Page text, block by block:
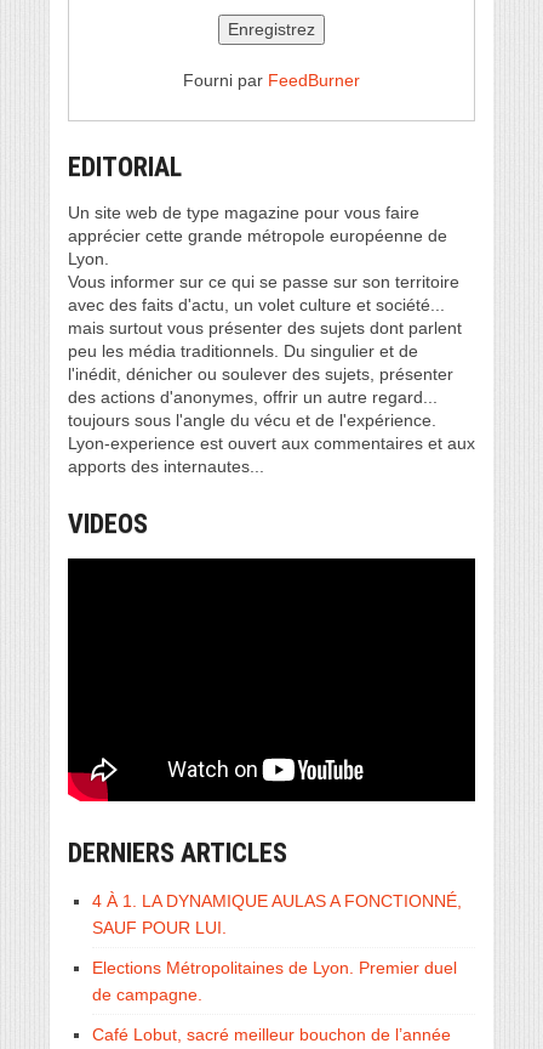
Fourni par FeedBurner
EDITORIAL
Un site web de type magazine pour vous faire
apprécier cette grande métropole européenne de
Lyon.
Vous informer sur ce qui se passe sur son territoire
avec des faits d'actu, un volet culture et société...
mais surtout vous présenter des sujets dont parlent
peu les média traditionnels. Du singulier et de
l'inédit, dénicher ou soulever des sujets, présenter
des actions d'anonymes, offrir un autre regard...
toujours sous l'angle du vécu et de l'expérience.
Lyon-experience est ouvert aux commentaires et aux
apports des internautes...
VIDEOS
DERNIERS ARTICLES
4 À 1. LA DYNAMIQUE AULAS A FONCTIONNÉ,
SAUF POUR LUI.
Elections Métropolitaines de Lyon. Premier duel
de campagne.
Café Lobut, sacré meilleur bouchon de l’année